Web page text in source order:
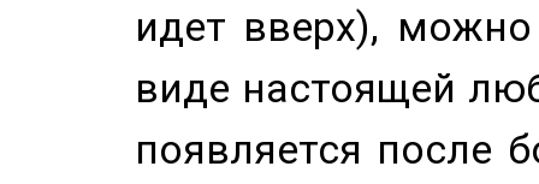
идет вверх),
виде настоящей
появляется после